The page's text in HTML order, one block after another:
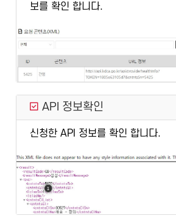
보를 확인 합니다.
API 정보확인
신청한 API 정보를 확인 합니다.